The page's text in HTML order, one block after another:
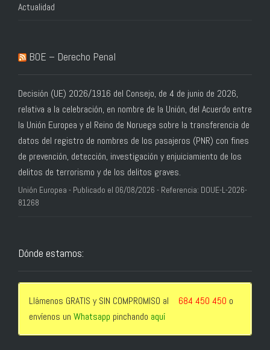
Actualidad
BOE – Derecho Penal
Decisión (UE) 2026/1916 del Consejo, de 4 de junio de 2026,
relativa a la celebración, en nombre de la Unión, del Acuerdo entre
la Unión Europea y el Reino de Noruega sobre la transferencia de
datos del registro de nombres de los pasajeros (PNR) con fines
de prevención, detección, investigación y enjuiciamiento de los
delitos de terrorismo y de los delitos graves.
Unión Europea - Publicado el 06/08/2026 - Referencia: DOUE-L-2026-
81268
Dónde estamos:
Llámenos GRATIS y SIN COMPROMISO al 684 450 450 o
envíenos un Whatsapp pinchando aquí